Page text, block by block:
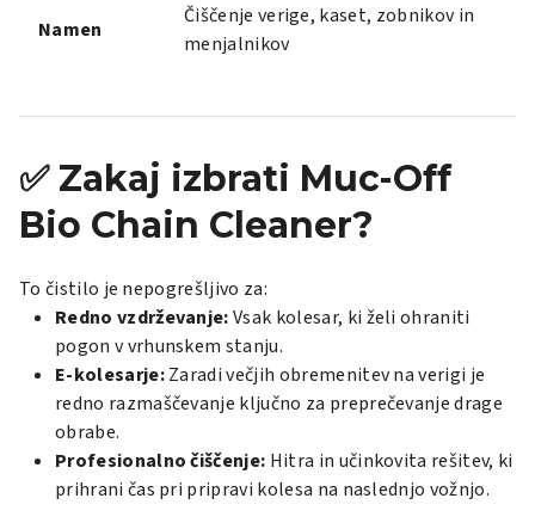
Namen
Čiščenje verige, kaset, zobnikov in
menjalnikov
✅ Zakaj izbrati Muc-Off
Bio Chain Cleaner?
To čistilo je nepogrešljivo za:
Redno vzdrževanje:Vsak kolesar, ki želi ohraniti
pogon v vrhunskem stanju.
E-kolesarje:Zaradi večjih obremenitev na verigi je
redno razmaščevanje ključno za preprečevanje drage
obrabe.
Profesionalno čiščenje: Hitra in učinkovita rešitev, ki
prihrani čas pri pripravi kolesa na naslednjo vožnjo.